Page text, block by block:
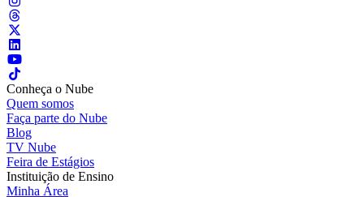
Conheça o Nube
Quem somos
Faça parte do Nube
Blog
TV Nube
Feira de Estágios
Instituição de Ensino
Minha Área